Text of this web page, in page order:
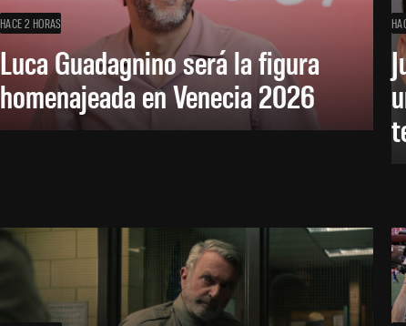
HACE 2 HORAS
Luca Guadagnino será la figura
homenajeada en Venecia 2026